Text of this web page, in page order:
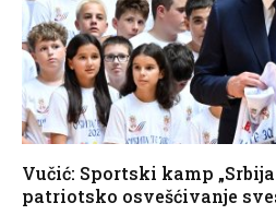
Vučić: Sportski kamp
patriotsko osvešćivanje